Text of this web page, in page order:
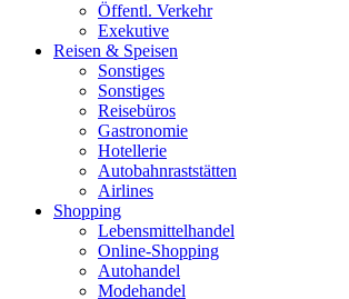
Öffentl. Verkehr
Exekutive
Reisen & Speisen
Sonstiges
Sonstiges
Reisebüros
Gastronomie
Hotellerie
Autobahnraststätten
Airlines
Shopping
Lebensmittelhandel
Online-Shopping
Autohandel
Modehandel